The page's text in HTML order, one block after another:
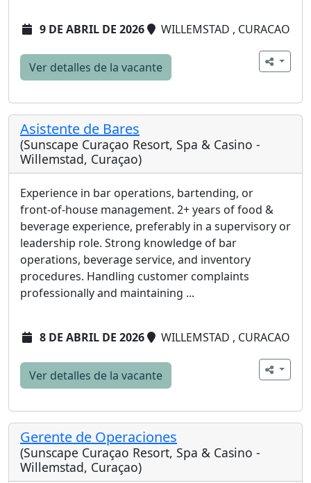
9 DE ABRIL DE 2026 WILLEMSTAD , CURACAO
Ver detalles de la vacante
Asistente de Bares
(Sunscape Curaçao Resort, Spa & Casino -
Willemstad, Curaçao)
Experience in bar operations, bartending, or
front‑of‑house management. 2+ years of food &
beverage experience, preferably in a supervisory or
leadership role. Strong knowledge of bar
operations, beverage service, and inventory
procedures. Handling customer complaints
professionally and maintaining ...
8 DE ABRIL DE 2026 WILLEMSTAD , CURACAO
Ver detalles de la vacante
Gerente de Operaciones
(Sunscape Curaçao Resort, Spa & Casino -
Willemstad, Curaçao)